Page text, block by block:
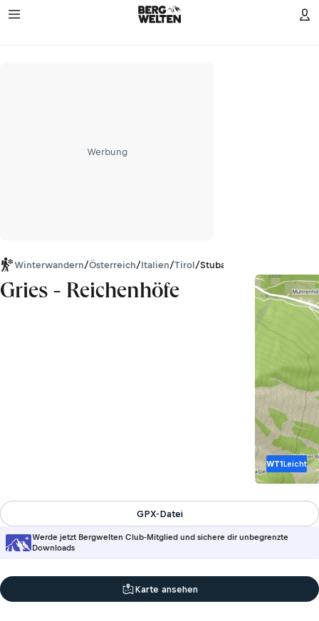
Werbung
Winterwandern/Österreich/Italien/Tirol/Stubaier Alpen
Gries - Reichenhöfe
WT1Leicht
Werde jetzt Bergwelten Club-Mitglied und sichere dir unbegrenzte
Downloads
GPX-Datei
Karte ansehen